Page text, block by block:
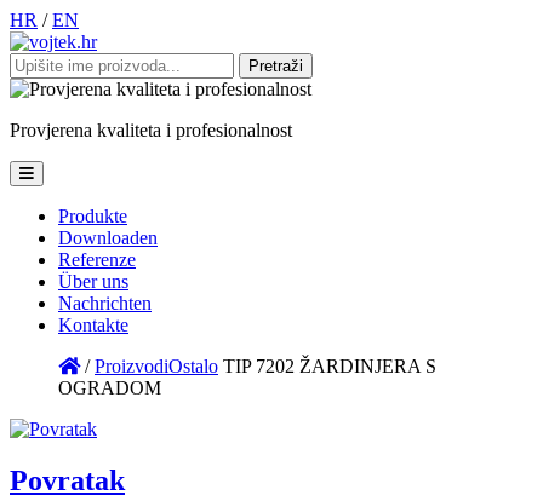
HR / EN
Pretraži:
Provjerena kvaliteta i profesionalnost
Produkte
Downloaden
Referenze
Über uns
Nachrichten
Kontakte
/ProizvodiOstalo TIP 7202 ŽARDINJERA S
OGRADOM
Povratak